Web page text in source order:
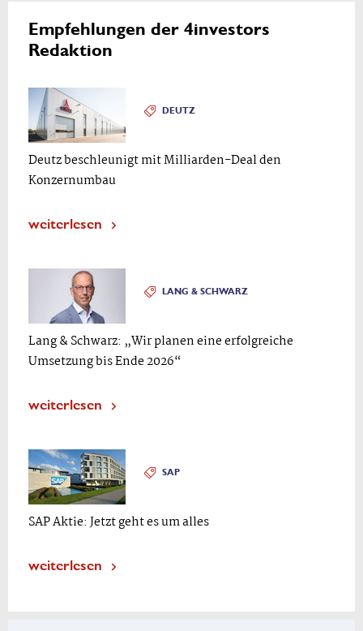
Empfehlungen der 4investors
Redaktion
DEUTZ
Deutz beschleunigt mit Milliarden-Deal den
Konzernumbau
weiterlesen
LANG & SCHWARZ
Lang & Schwarz: „Wir planen eine erfolgreiche
Umsetzung bis Ende 2026“
weiterlesen
SAP
SAP Aktie: Jetzt geht es um alles
weiterlesen